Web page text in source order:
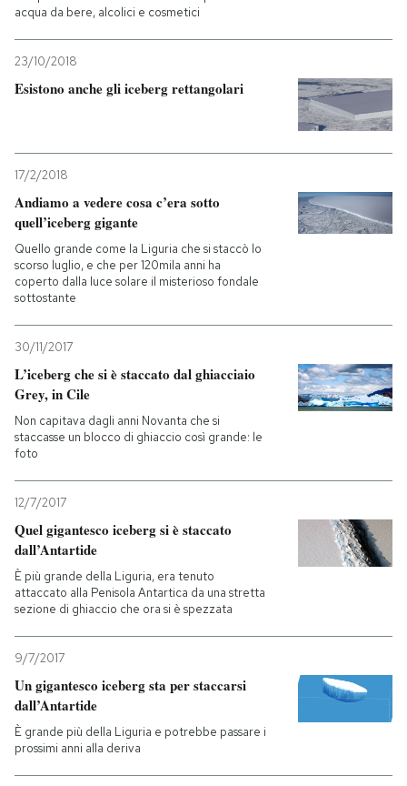
acqua da bere, alcolici e cosmetici
23/10/2018
Esistono anche gli iceberg rettangolari
17/2/2018
Andiamo a vedere cosa c’era sotto
quell’iceberg gigante
Quello grande come la Liguria che si staccò lo
scorso luglio, e che per 120mila anni ha
coperto dalla luce solare il misterioso fondale
sottostante
30/11/2017
L’iceberg che si è staccato dal ghiacciaio
Grey, in Cile
Non capitava dagli anni Novanta che si
staccasse un blocco di ghiaccio così grande: le
foto
12/7/2017
Quel gigantesco iceberg si è staccato
dall’Antartide
È più grande della Liguria, era tenuto
attaccato alla Penisola Antartica da una stretta
sezione di ghiaccio che ora si è spezzata
9/7/2017
Un gigantesco iceberg sta per staccarsi
dall’Antartide
È grande più della Liguria e potrebbe passare i
prossimi anni alla deriva